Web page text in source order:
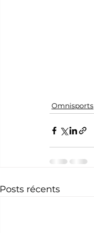
Omnisports
Posts récents